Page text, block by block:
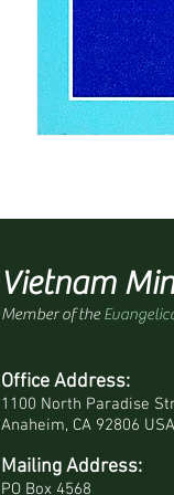
Vietnam
Member of the
Office Address:
1100 North Paradise
Anaheim, CA 92806 USA
Mailing Address:
PO Box 4568